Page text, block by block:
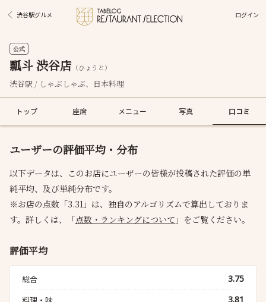
渋谷駅グルメ ログイン
公式
瓢斗 渋谷店 （ひょうと）
渋谷駅 / しゃぶしゃぶ、日本料理
トップ 座席 メニュー 写真 口コミ
ユーザーの評価平均・分布
以下データは、このお店にユーザーの皆様が投稿された評価の単
純平均、及び単純分布です。
※お店の点数「3.31」は、独自のアルゴリズムで算出しておりま
す。詳しくは、「点数・ランキングについて 」をご覧ください。
評価平均
総合
3.75
料理・味
3.81